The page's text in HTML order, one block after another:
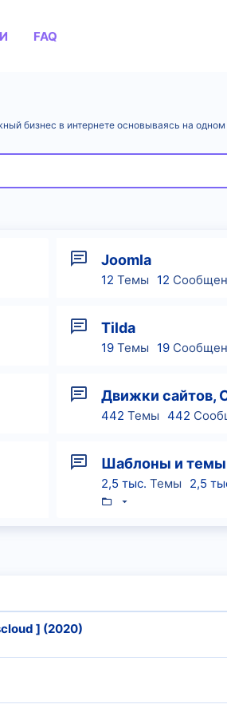
FAQ
бизнес в интернете основываясь на
Joomla
12 Темы 12
Tilda
19 Темы 19
Движки сайтов,
442 Темы 442
Шаблоны и темы
2,5 тыс. Темы 2,5
] (2020)